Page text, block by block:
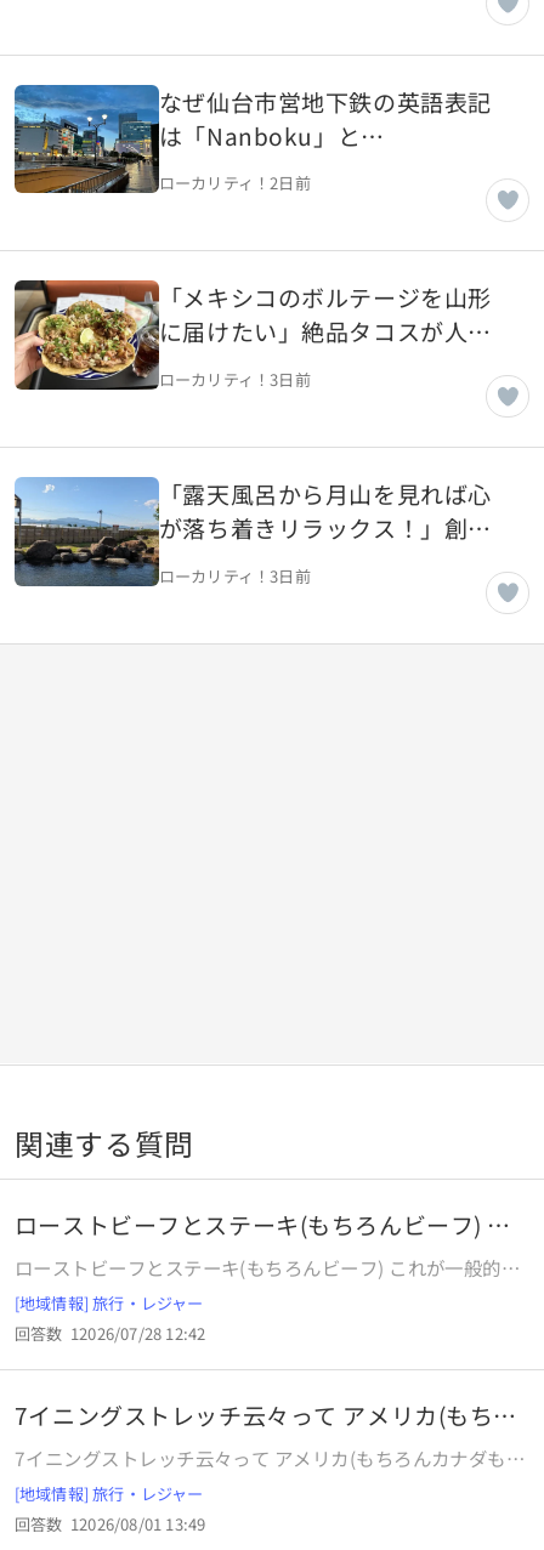
なぜ仙台市営地下鉄の英語表記
は「Nanboku」と
「Namboku」が混在しているの
ローカリティ！2日前
「メキシコのボルテージを山形
に届けたい」絶品タコスが人気
のメキシコ料理店【山形県山形
ローカリティ！3日前
「露天風呂から月山を見れば心
が落ち着きリラックス！」創業
25年、市民人気の温泉施設【山
ローカリティ！3日前
関連する質問
ローストビーフとステーキ(もちろんビーフ) こ
れが
ローストビーフとステーキ(もちろんビーフ) これが一般的な
国では どう感覚が違うんですかね？ (薄切りだとか、昼しか
食わないとか、 夜しか食わないとか、etc) 日本での感覚とズ
レがあったりするのかと思ったので
[地域情報] 旅行・レジャー
回答数 12026/07/28 12:42
7イニングストレッチ云々って アメリカ(もちろ
んカ
7イニングストレッチ云々って アメリカ(もちろんカナダも)
の野球のプロや学生野球のそれなりに大きな大会ではかなら
ずやるものなんですかね？ 逆にメキシコや中南米はスペイン
語文化圏たからそんな事はしない 感じなんですかね？
[地域情報] 旅行・レジャー
回答数 12026/08/01 13:49